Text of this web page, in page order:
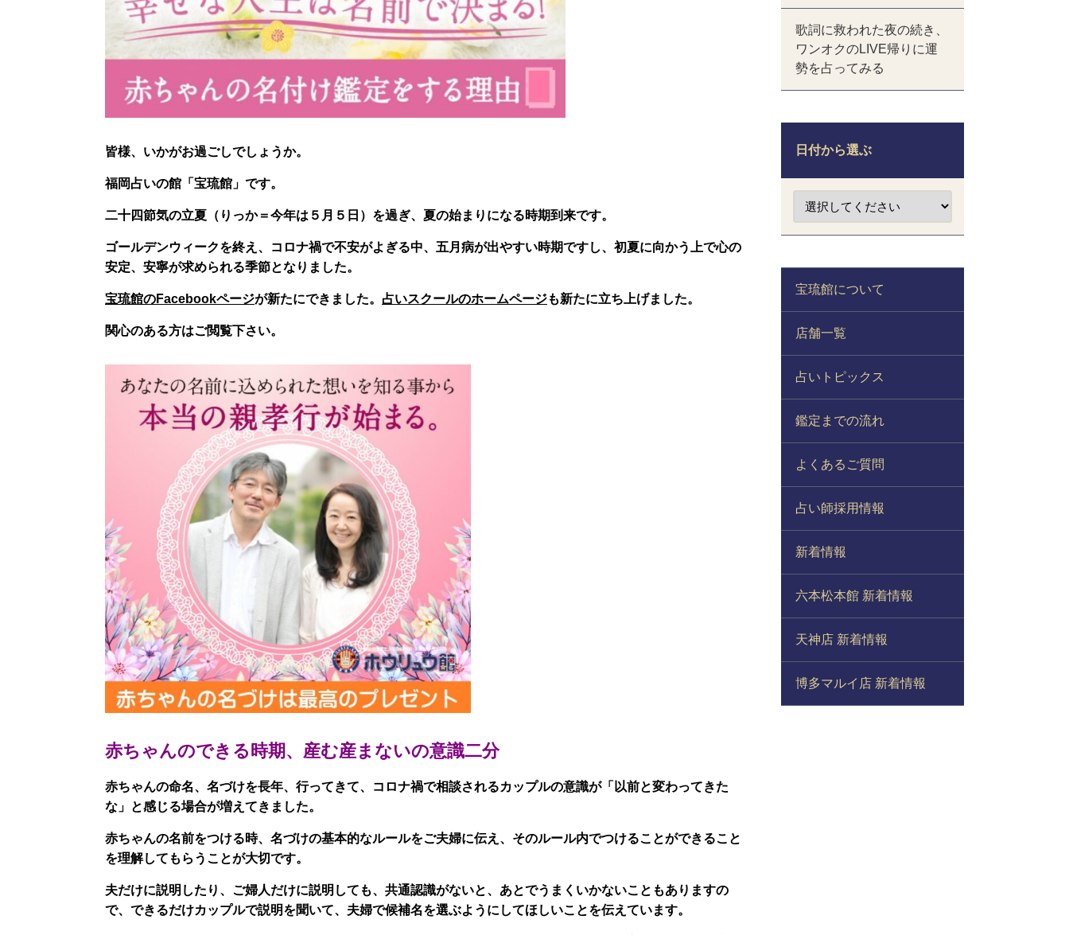
皆様、いかがお過ごしでしょうか。
福岡占いの館「宝琉館」です。
二十四節気の立夏（りっか＝今年は５月５日）を過ぎ、夏の始まりになる時期到来です。
ゴールデンウィークを終え、コロナ禍で不安がよぎる中、五月病が出やすい時期ですし、初夏に向かう上で心の
安定、安寧が求められる季節となりました。
宝琉館のFacebookページが新たにできました。 占いスクールのホームページも新たに立ち上げました。
関心のある方はご閲覧下さい。
赤ちゃんのできる時期、産む産まないの意識二分
赤ちゃんの命名、名づけを長年、行ってきて、コロナ禍で相談されるカップルの意識が「以前と変わってきた
な」と感じる場合が増えてきました。
赤ちゃんの名前をつける時、名づけの基本的なルールをご夫婦に伝え、そのルール内でつけることができること
を理解してもらうことが大切です。
夫だけに説明したり、ご婦人だけに説明しても、共通認識がないと、あとでうまくいかないこともありますの
で、できるだけカップルで説明を聞いて、夫婦で候補名を選ぶようにしてほしいことを伝えています。
歌詞に救われた夜の続き、
ワンオクのLIVE帰りに運
勢を占ってみる
日付から選ぶ
宝琉館について
店舗一覧
占いトピックス
鑑定までの流れ
よくあるご質問
占い師採用情報
新着情報
六本松本館 新着情報
天神店 新着情報
博多マルイ店 新着情報